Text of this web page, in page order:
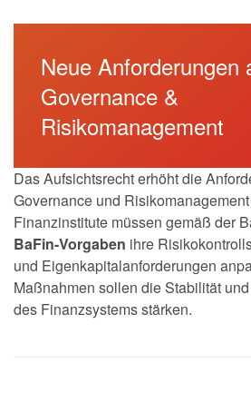
Neue Anforderungen
Governance &
Risikomanagement
Das Aufsichtsrecht erhöht die
Governance und
Finanzinstitute müssen gemäß der
BaFin-Vorgaben ihre
und Eigenkapitalanforderungen
Maßnahmen sollen die Stabilität
des Finanzsystems stärken.